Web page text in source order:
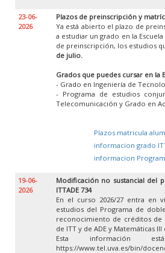
23-06-
2026
Plazos de preinscripción y
Ya está abierto el plazo de
a estudiar un grado en la
de preinscripción, los estudios
de julio.
Grados que puedes cursar en la
- Grado en Ingeniería de
- Programa de estudios
Telecomunicación y Grado en
Plazos matricula
informacion grado
informacion
19-06-
2026
Modificación no sustancial del
ITTADE 734
En el curso 2026/27 entra en
estudios del Programa de
reconocimiento de créditos de
de ITT y de ADE y Matemáticas
Esta información
https://www.tel.uva.es/bin/